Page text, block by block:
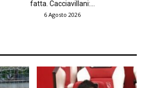
fatta. Cacciavillani:...
6 Agosto 2026